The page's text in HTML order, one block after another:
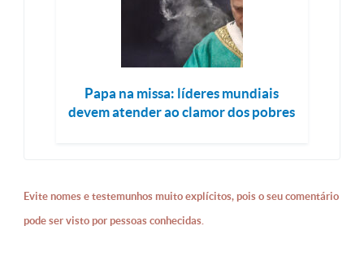
Papa na missa: líderes mundiais
devem atender ao clamor dos pobres
Evite nomes e testemunhos muito explícitos, pois o seu comentário
pode ser visto por pessoas conhecidas.